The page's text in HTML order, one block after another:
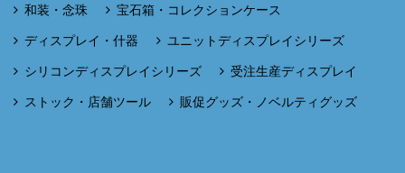
和装・念珠 宝石箱・コレクションケース
ディスプレイ・什器 ユニットディスプレイシリーズ
シリコンディスプレイシリーズ 受注生産ディスプレイ
ストック・店舗ツール 販促グッズ・ノベルティグッズ